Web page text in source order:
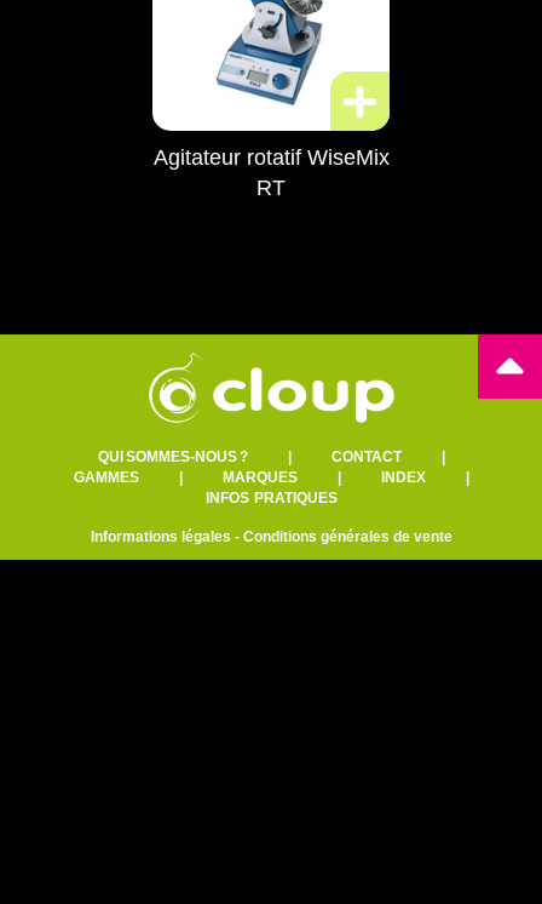
Agitateur rotatif WiseMix
RT
QUI SOMMES-NOUS ?| CONTACT|
GAMMES| MARQUES| INDEX|
INFOS PRATIQUES
Informations légales - Conditions générales de vente